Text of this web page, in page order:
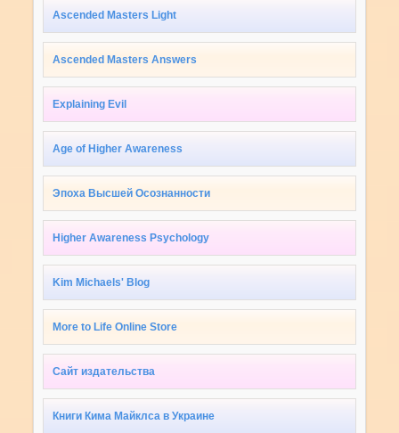
Ascended Masters Light
Ascended Masters Answers
Explaining Evil
Age of Higher Awareness
Эпоха Высшей Осознанности
Higher Awareness Psychology
Kim Michaels' Blog
More to Life Online Store
Сайт издательства
Книги Кима Майклса в Украине